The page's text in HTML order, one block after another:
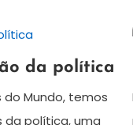
da política
do Mundo, temos
da política, uma